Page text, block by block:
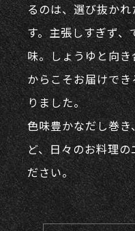
るのは、選び抜か
す。主張しすぎず
味。しょうゆと向
からこそお届けで
りました。
色味豊かなだし巻
ど、日々のお料理
ださい。